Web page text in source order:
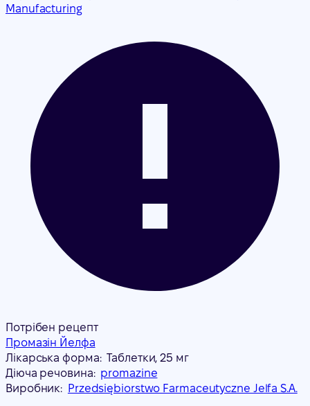
Manufacturing
Потрібен рецепт
Промазін Йелфа
Лікарська форма: Таблетки, 25 мг
Діюча речовина: promazine
Виробник: Przedsiębiorstwo Farmaceutyczne Jelfa S.A.